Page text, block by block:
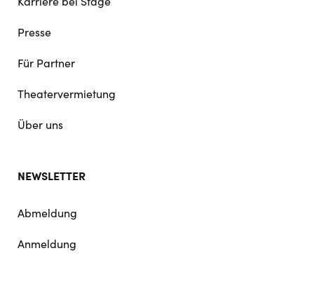
Presse
Für Partner
Theatervermietung
Über uns
NEWSLETTER
Abmeldung
Anmeldung